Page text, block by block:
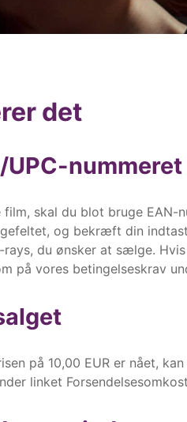
det
UPC-
skal du blot bruge EAN-
og bekræft din
du ønsker at sælge.
på vores betingelseskrav
på 10,00 EUR er nået,
linket